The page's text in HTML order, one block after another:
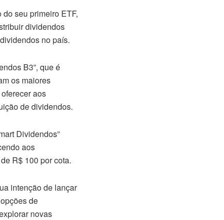
seu primeiro ETF,
dividendos
no país.
B3”, que é
os maiores
aos
de dividendos.
Dividendos”
aos
R$ 100 por cota.
intenção de lançar
de
novas